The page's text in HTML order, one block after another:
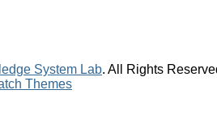
System Lab. All Rights
Themes